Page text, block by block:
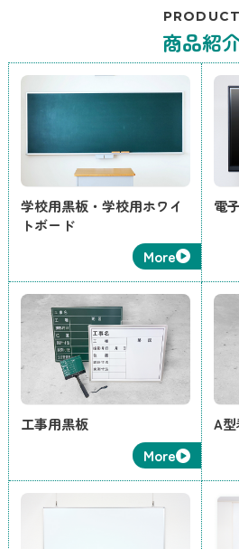
PRODUCT
商品紹
学校用黒板・学校用ホワイ
トボード
More
電
工事用黒板
More
A